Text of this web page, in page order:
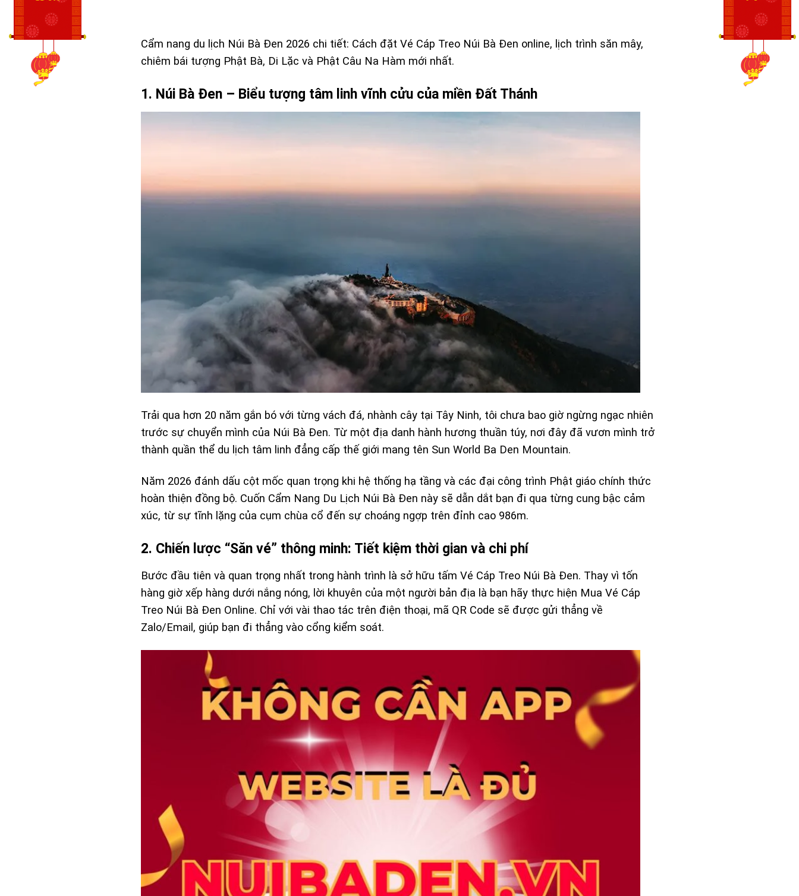
Cẩm nang du lịch Núi Bà Đen 2026 chi tiết: Cách đặt Vé Cáp Treo Núi Bà Đen online, lịch trình săn mây,
chiêm bái tượng Phật Bà, Di Lặc và Phật Câu Na Hàm mới nhất.
1. Núi Bà Đen – Biểu tượng tâm linh vĩnh cửu của miền Đất Thánh
Trải qua hơn 20 năm gắn bó với từng vách đá, nhành cây tại Tây Ninh, tôi chưa bao giờ ngừng ngạc nhiên
trước sự chuyển mình của Núi Bà Đen. Từ một địa danh hành hương thuần túy, nơi đây đã vươn mình trở
thành quần thể du lịch tâm linh đẳng cấp thế giới mang tên Sun World Ba Den Mountain.
Năm 2026 đánh dấu cột mốc quan trọng khi hệ thống hạ tầng và các đại công trình Phật giáo chính thức
hoàn thiện đồng bộ. Cuốn Cẩm Nang Du Lịch Núi Bà Đen này sẽ dẫn dắt bạn đi qua từng cung bậc cảm
xúc, từ sự tĩnh lặng của cụm chùa cổ đến sự choáng ngợp trên đỉnh cao 986m.
2. Chiến lược “Săn vé” thông minh: Tiết kiệm thời gian và chi phí
Bước đầu tiên và quan trọng nhất trong hành trình là sở hữu tấm Vé Cáp Treo Núi Bà Đen. Thay vì tốn
hàng giờ xếp hàng dưới nắng nóng, lời khuyên của một người bản địa là bạn hãy thực hiện Mua Vé Cáp
Treo Núi Bà Đen Online. Chỉ với vài thao tác trên điện thoại, mã QR Code sẽ được gửi thẳng về
Zalo/Email, giúp bạn đi thẳng vào cổng kiểm soát.